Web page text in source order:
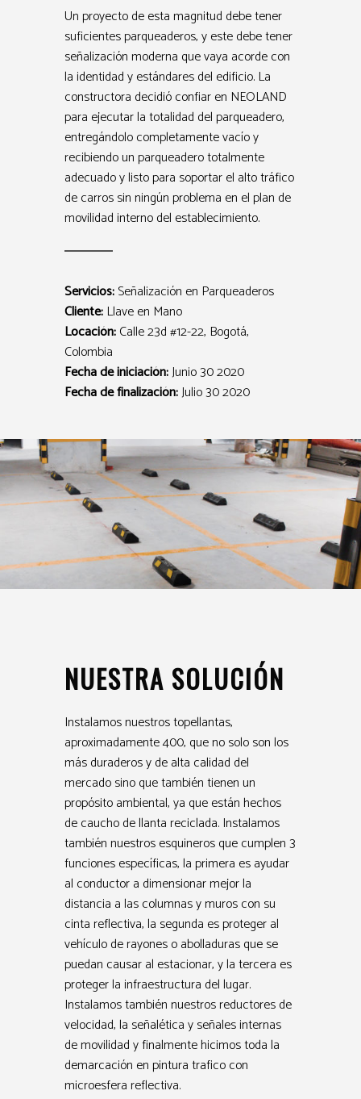
Un proyecto de esta magnitud debe tener
suficientes parqueaderos, y este debe tener
señalización moderna que vaya acorde con
la identidad y estándares del edificio. La
constructora decidió confiar en NEOLAND
para ejecutar la totalidad del parqueadero,
entregándolo completamente vacío y
recibiendo un parqueadero totalmente
adecuado y listo para soportar el alto tráfico
de carros sin ningún problema en el plan de
movilidad interno del establecimiento.
Servicios:Señalización en Parqueaderos
Cliente: Llave en Mano
Locación:Calle 23d #12-22, Bogotá,
Colombia
Fecha de iniciación:Junio 30 2020
Fecha de finalización:Julio 30 2020
NUESTRA SOLUCIÓN
Instalamos nuestros topellantas,
aproximadamente 400, que no solo son los
más duraderos y de alta calidad del
mercado sino que también tienen un
propósito ambiental, ya que están hechos
de caucho de llanta reciclada. Instalamos
también nuestros esquineros que cumplen 3
funciones específicas, la primera es ayudar
al conductor a dimensionar mejor la
distancia a las columnas y muros con su
cinta reflectiva, la segunda es proteger al
vehículo de rayones o abolladuras que se
puedan causar al estacionar, y la tercera es
proteger la infraestructura del lugar.
Instalamos también nuestros reductores de
velocidad, la señalética y señales internas
de movilidad y finalmente hicimos toda la
demarcación en pintura trafico con
microesfera reflectiva.